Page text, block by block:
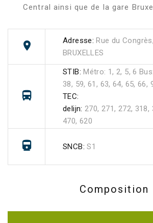
Central ainsi que de la gare
Adresse: Rue du
BRUXELLES
STIB: Métro: 1, 2, 5, 6
38, 59, 61, 63, 64, 65, 66,
TEC:
delijn: 270, 271, 272, 318,
470, 620
SNCB: S1
Composition